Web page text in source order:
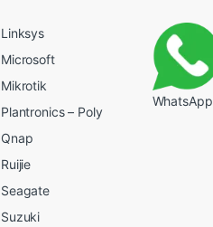
Linksys
Microsoft
Mikrotik
Plantronics – Poly
Qnap
Ruijie
Seagate
Suzuki
WhatsApp